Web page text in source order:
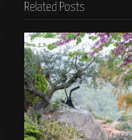
Related Posts